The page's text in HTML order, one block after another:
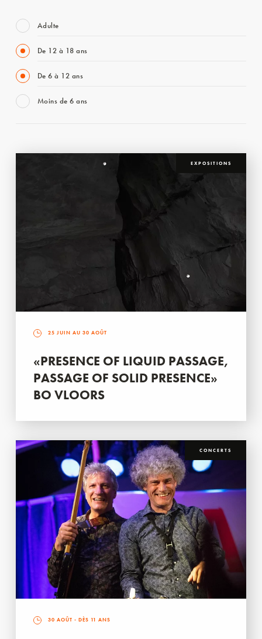
Adulte
De 12 à 18 ans
De 6 à 12 ans
Moins de 6 ans
EXPOSITIONS
25 JUIN AU 30 AOÛT
«PRESENCE OF LIQUID PASSAGE,
PASSAGE OF SOLID PRESENCE»
BO VLOORS
CONCERTS
30 AOÛT - DÈS 11 ANS